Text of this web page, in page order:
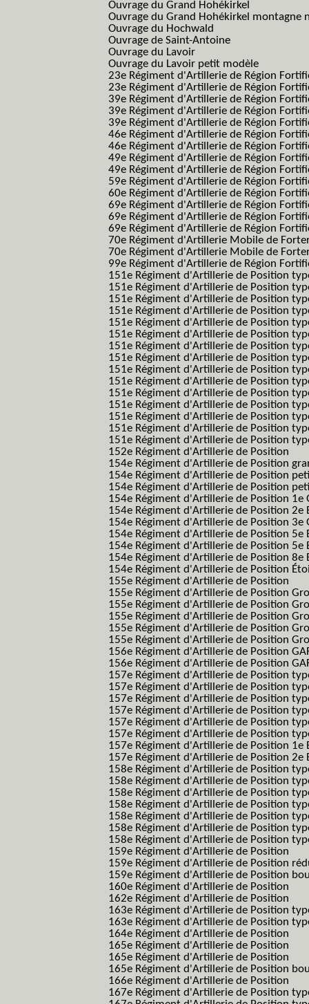
Ouvrage du Grand Hohékirkel
Ouvrage du Grand Hohékirkel montagne
Ouvrage du Hochwald
Ouvrage de Saint-Antoine
Ouvrage du Lavoir
Ouvrage du Lavoir petit modèle
23e Régiment d'Artillerie de Région
23e Régiment d'Artillerie de Région
39e Régiment d'Artillerie de Région
39e Régiment d'Artillerie de Région
39e Régiment d'Artillerie de Région
46e Régiment d'Artillerie de Région
46e Régiment d'Artillerie de Région
49e Régiment d'Artillerie de Région
49e Régiment d'Artillerie de Région
59e Régiment d'Artillerie de Région
60e Régiment d'Artillerie de Région
69e Régiment d'Artillerie de Région
69e Régiment d'Artillerie de Région
69e Régiment d'Artillerie de Région
70e Régiment d'Artillerie Mobile de
70e Régiment d'Artillerie Mobile de
99e Régiment d'Artillerie de Région
151e Régiment d'Artillerie de Position
151e Régiment d'Artillerie de Position
151e Régiment d'Artillerie de Position
151e Régiment d'Artillerie de Position
151e Régiment d'Artillerie de Position
151e Régiment d'Artillerie de Position
151e Régiment d'Artillerie de Position
151e Régiment d'Artillerie de Position
151e Régiment d'Artillerie de Position
151e Régiment d'Artillerie de Position
151e Régiment d'Artillerie de Position
151e Régiment d'Artillerie de Position
151e Régiment d'Artillerie de Position
151e Régiment d'Artillerie de Position
151e Régiment d'Artillerie de Position
152e Régiment d'Artillerie de Position
154e Régiment d'Artillerie de Position
154e Régiment d'Artillerie de Position
154e Régiment d'Artillerie de Position
154e Régiment d'Artillerie de Position 1e
154e Régiment d'Artillerie de Position 2e
154e Régiment d'Artillerie de Position 3e
154e Régiment d'Artillerie de Position 5e
154e Régiment d'Artillerie de Position 5e
154e Régiment d'Artillerie de Position 8e
154e Régiment d'Artillerie de Position
155e Régiment d'Artillerie de Position
155e Régiment d'Artillerie de Position
155e Régiment d'Artillerie de Position
155e Régiment d'Artillerie de Position
155e Régiment d'Artillerie de Position
155e Régiment d'Artillerie de Position
156e Régiment d'Artillerie de Position
156e Régiment d'Artillerie de Position
157e Régiment d'Artillerie de Position
157e Régiment d'Artillerie de Position
157e Régiment d'Artillerie de Position
157e Régiment d'Artillerie de Position
157e Régiment d'Artillerie de Position
157e Régiment d'Artillerie de Position
157e Régiment d'Artillerie de Position 1e
157e Régiment d'Artillerie de Position 2e
158e Régiment d'Artillerie de Position
158e Régiment d'Artillerie de Position
158e Régiment d'Artillerie de Position
158e Régiment d'Artillerie de Position
158e Régiment d'Artillerie de Position
158e Régiment d'Artillerie de Position
158e Régiment d'Artillerie de Position
159e Régiment d'Artillerie de Position
159e Régiment d'Artillerie de Position
159e Régiment d'Artillerie de Position
160e Régiment d'Artillerie de Position
162e Régiment d'Artillerie de Position
163e Régiment d'Artillerie de Position
163e Régiment d'Artillerie de Position
164e Régiment d'Artillerie de Position
165e Régiment d'Artillerie de Position
165e Régiment d'Artillerie de Position
165e Régiment d'Artillerie de Position
166e Régiment d'Artillerie de Position
167e Régiment d'Artillerie de Position